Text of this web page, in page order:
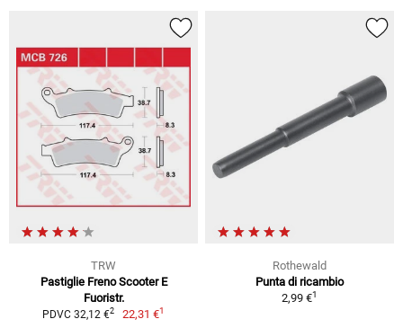
TRW
Pastiglie Freno Scooter E
Fuoristr.
PDVC 32,12 €2 22,31 €1
Rothewald
Punta di ricambio
2,99 €1